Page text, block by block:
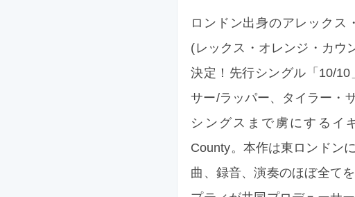
ロンドン出身のアレックス
(レックス・オレンジ・カウ
決定！先行シングル「10/
サー/ラッパー、タイラー・
シングスまで虜にするイ
County。本作は東ロンドン
曲、録音、演奏のほぼ全て